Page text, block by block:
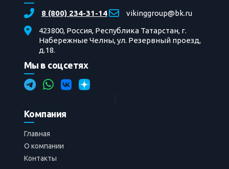
УРАЛ
Автобусы
Трактора
Доработки автотехники
Главная» Фотоальбом»Ремонт
ремонт XT3-10HK» 1
8 (800) 234-31-14
vikinggroup@bk.ru
423800, Россия, Республика Татарстан, г.
Набережные Челны, ул. Резервный проезд,
д.18.
Мы в соцсетях
Компания
Главная
О компании
Контакты